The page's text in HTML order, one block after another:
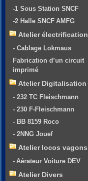
-1 Sous Station SNCF
-2 Halle SNCF AMFG
Atelier électrification
- Cablage Lokmaus
Fabrication d’un circuit
imprimé
Atelier Digitalisation
- 232 TC Fleischmann
- 230 F-Fleischmann
- BB 8159 Roco
- 2NNG Jouef
Atelier locos vagons
- Aérateur Voiture DEV
Atelier Divers